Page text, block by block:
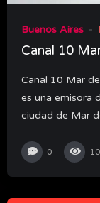
Buenos Aires
Canal 10
Canal 10 Mar
es una emisora
ciudad de Mar
0